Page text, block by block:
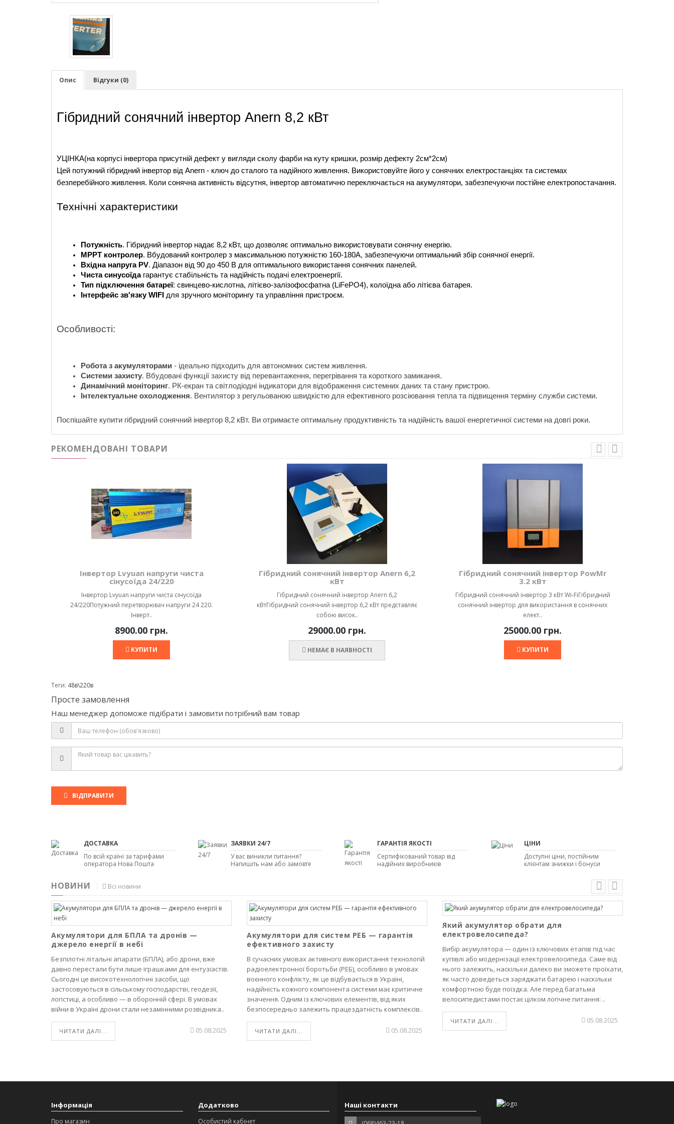
Опис Відгуки (0)
Гібридний сонячний інвертор Anern 8,2 кВт
УЦІНКА(на корпусі інвертора присутній дефект у вигляди сколу фарби на куту кришки, розмір дефекту 2см*2см)
Цей потужний гібридний інвертор від Anern - ключ до сталого та надійного живлення. Використовуйте його у сонячних електростанціях та системах
безперебійного живлення. Коли сонячна активність відсутня, інвертор автоматично переключається на акумулятори, забезпечуючи постійне електропостачання.
Технічні характеристики
Потужність. Гібридний інвертор надає 8,2 кВт, що дозволяє оптимально використовувати сонячну енергію.
MPPT контролер. Вбудований контролер з максимальною потужністю 160-180A, забезпечуючи оптимальний збір сонячної енергії.
Вхідна напруга PV. Діапазон від 90 до 450 В для оптимального використання сонячних панелей.
Чиста синусоїда гарантує стабільність та надійність подачі електроенергії.
Тип підключення батареї: свинцево-кислотна, літієво-залізофосфатна (LiFePO4), колоїдна або літієва батарея.
Інтерфейс зв'язку WIFI для зручного моніторингу та управління пристроєм.
Особливості:
Робота з акумуляторами - ідеально підходить для автономних систем живлення.
Системи захисту. Вбудовані функції захисту від перевантаження, перегрівання та короткого замикання.
Динамічний моніторинг. РК-екран та світлодіодні індикатори для відображення системних даних та стану пристрою.
Інтелектуальне охолодження. Вентилятор з регульованою швидкістю для ефективного розсіювання тепла та підвищення терміну служби системи.
Поспішайте купити гібридний сонячний інвертор 8,2 кВт. Ви отримаєте оптимальну продуктивність та надійність вашої енергетичної системи на довгі роки.
РЕКОМЕНДОВАНІ ТОВАРИ
Інвертор Lvyuan напруги чиста
сінусоїда 24/220
Інвертор Lvyuan напруги чиста сінусоїда
24/220Потужний перетворювач напруги 24 220.
Інверт..
8900.00 грн.
КУПИТИ
Гібридний сонячний інвертор Anern 6,2
кВт
Гібридний сонячний інвертор Anern 6,2
кВтГібридний сонячний інвертор 6,2 кВт представляє
собою висок..
29000.00 грн.
НЕМАЄ В НАЯВНОСТІ
Гібридний сонячний інвертор PowMr
3.2 кВт
Гібридний сонячний інвертор 3 кВт Wi-FiГібридний
сонячний інвертор для використання в сонячних
елект..
25000.00 грн.
КУПИТИ
Теги: 48в\220в
Просте замовлення
Наш менеджер допоможе підібрати і замовити потрібний вам товар
ВІДПРАВИТИ
ДОСТАВКА
По всій країні за тарифами
оператора Нова Пошта
ЗАЯВКИ 24/7
У вас виникли питання?
Напишіть нам або замовте
ГАРАНТІЯ ЯКОСТІ
Сертифікований товар від
надійних виробників
ЦІНИ
Доступні ціни, постійним
клієнтам знижки і бонуси
НОВИНИ Всі новини
Акумулятори для БПЛА та дронів —
джерело енергії в небі
Безпілотні літальні апарати (БПЛА), або дрони, вже
давно перестали бути лише іграшками для ентузіастів.
Сьогодні це високотехнологічні засоби, що
застосовуються в сільському господарстві, геодезії,
логістиці, а особливо — в оборонній сфері. В умовах
війни в Україні дрони стали незамінними розвідника..
ЧИТАТИ ДАЛІ... 05.08.2025
Акумулятори для систем РЕБ — гарантія
ефективного захисту
В сучасних умовах активного використання технологій
радіоелектронної боротьби (РЕБ), особливо в умовах
воєнного конфлікту, як це відбувається в Україні,
надійність кожного компонента системи має критичне
значення. Одним із ключових елементів, від яких
безпосередньо залежить працездатність комплексів..
ЧИТАТИ ДАЛІ... 05.08.2025
Який акумулятор обрати для
електровелосипеда?
Вибір акумулятора — один із ключових етапів під час
купівлі або модернізації електровелосипеда. Саме від
нього залежить, наскільки далеко ви зможете проїхати,
як часто доведеться заряджати батарею і наскільки
комфортною буде поїздка. Але перед багатьма
велосипедистами постає цілком логічне питання: ..
ЧИТАТИ ДАЛІ... 05.08.2025
Інформація
Про магазин
Додатково
Особистий кабінет
Наші контакти